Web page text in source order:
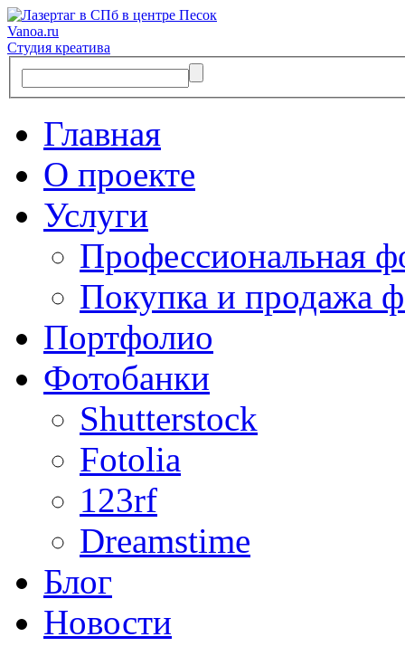
Vanoa.ru
Студия креатива
Главная
О проекте
Услуги
Профессиональная
Покупка и продажа
Портфолио
Фотобанки
Shutterstock
Fotolia
123rf
Dreamstime
Блог
Новости